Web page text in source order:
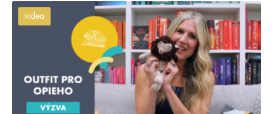
videa